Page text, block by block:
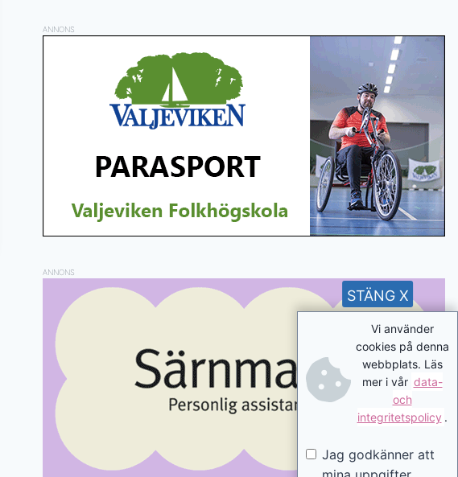
ANNONS
ANNONS
Vi använder
cookies på denna
webbplats. Läs
mer i vår data-
och
integritetspolicy .
Jag godkänner att
STÄNG X